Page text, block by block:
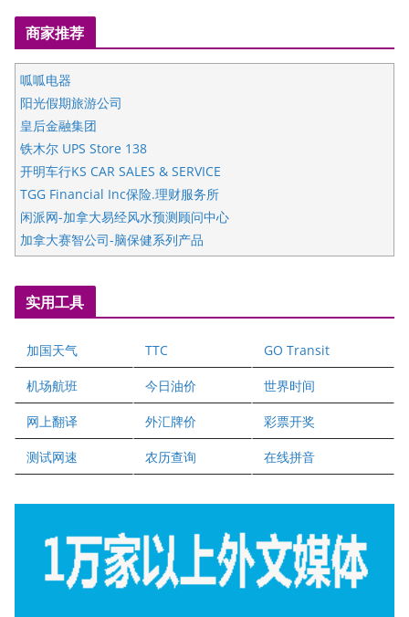
商家推荐
呱呱电器
阳光假期旅游公司
皇后金融集团
铁木尔 UPS Store 138
开明车行KS CAR SALES & SERVICE
TGG Financial Inc保险.理财服务所
闲派网-加拿大易经风水预测顾问中心
加拿大赛智公司-脑保健系列产品
五星国艺拍卖及评估公司
国际注册执业营养师公会
爱德华连锁酒店万锦分店
健健宝公司
二十一世纪美联地产公司
全球趋势移民留学
盛达资本
正点印艺设计
实用工具
加国天气 TTC GO Transit
机场航班 今日油价 世界时间
网上翻译 外汇牌价 彩票开奖
测试网速 农历查询 在线拼音